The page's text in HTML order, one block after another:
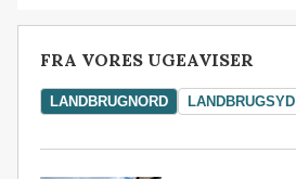
FRA VORES UGEAVISER
LANDBRUGNORD LANDBRUGSYD